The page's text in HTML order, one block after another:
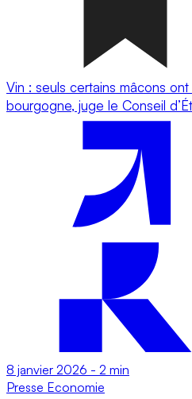
Vin : seuls certains mâcons
bourgogne, juge le Conseil
8 janvier 2026 - 2 min
Presse Economie